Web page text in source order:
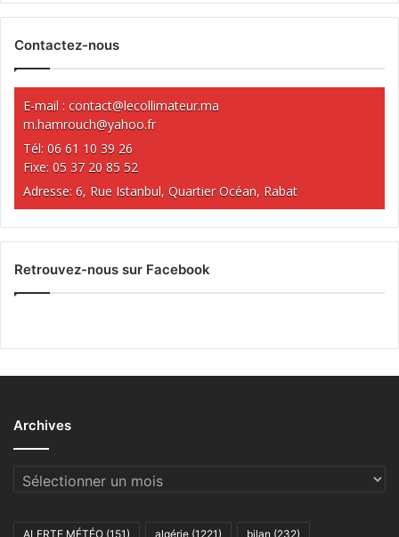
Contactez-nous
E-mail : contact@lecollimateur.ma
m.hamrouch@yahoo.fr
Tél: 06 61 10 39 26
Fixe: 05 37 20 85 52
Adresse: 6, Rue Istanbul, Quartier Océan, Rabat
Retrouvez-nous sur Facebook
Archives
Archives
ALERTE MÉTÉO (151) algérie (1221) bilan (232)